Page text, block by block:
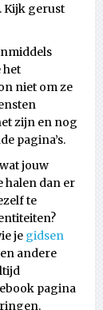
Kijk gerust
het
niet om ze
zijn en nog
pagina’s.
jouw
halen dan er
te
je gidsen
andere
pagina